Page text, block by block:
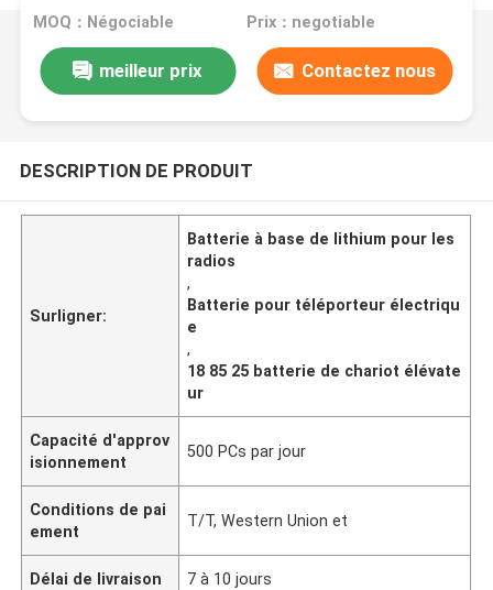
MOQ：Négociable Prix：negotiable
meilleur prix Contactez nous
DESCRIPTION DE PRODUIT
Surligner:
Batterie à base de lithium pour les
radios
,
Batterie pour téléporteur électriqu
e
,
18 85 25 batterie de chariot élévate
ur
Capacité d'approv
isionnement
500 PCs par jour
Conditions de pai
ement
T/T, Western Union et
Délai de livraison 7 à 10 jours